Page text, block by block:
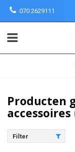
070 2629111
Producten
accessoires
Filter